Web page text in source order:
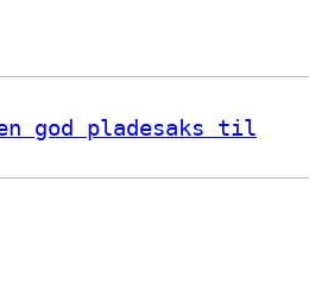
god pladesaks til